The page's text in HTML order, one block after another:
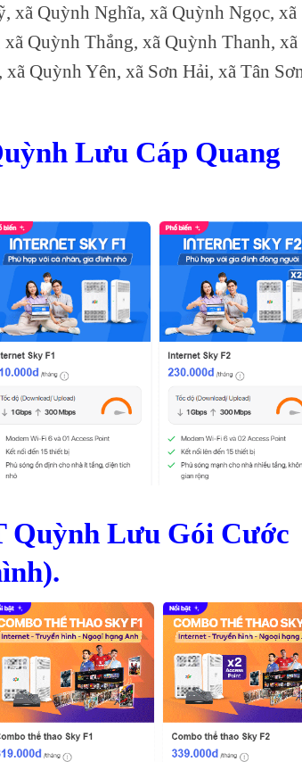
xã Quỳnh Nghĩa, xã Quỳnh Ngọc, xã
Quỳnh Thắng, xã Quỳnh Thanh, xã
Quỳnh Yên, xã Sơn Hải, xã Tân
Lưu Cáp Quang
Lưu Gói Cước